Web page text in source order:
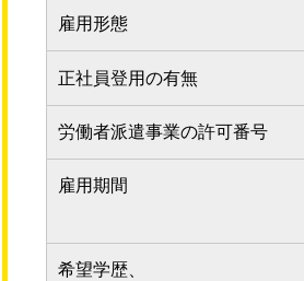
雇用形態
正社員登用の有無
労働者派遣事業の許可番号
雇用期間
希望学歴、